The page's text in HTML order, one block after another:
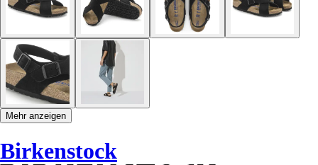
Mehr anzeigen
Birkenstock